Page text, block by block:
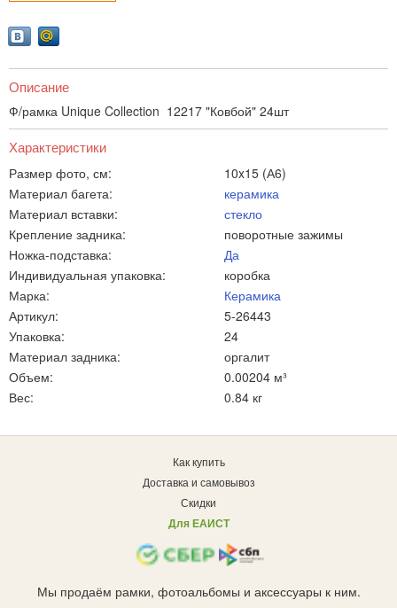
Описание
Ф/рамка Unique Collection 12217 "Ковбой" 24шт
Характеристики
Размер фото, см:
10x15 (А6)
Материал багета:
керамика
Материал вставки:
стекло
Крепление задника:
поворотные зажимы
Ножка-подставка:
Да
Индивидуальная упаковка:
коробка
Марка:
Керамика
Артикул:
5-26443
Упаковка:
24
Материал задника:
оргалит
Объем:
0.00204 м³
Вес:
0.84 кг
Как купить
Доставка и самовывоз
Скидки
Для ЕАИСТ
Мы продаём рамки, фотоальбомы и аксессуары к ним.